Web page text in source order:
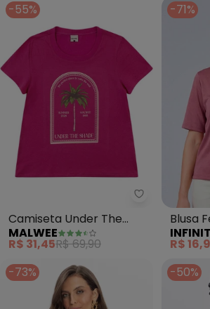
-55%
Malwee -
Camiseta Under The
Shade em Malha (Fúcsia)
MALWEE
R$ 31,45R$ 69,90
-71%
Blusa
R$
-73%
-50%